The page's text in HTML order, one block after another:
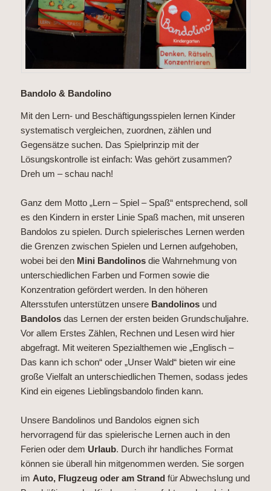
Bandolo & Bandolino
Mit den Lern- und Beschäftigungsspielen lernen Kinder
systematisch vergleichen, zuordnen, zählen und
Gegensätze suchen. Das Spielprinzip mit der
Lösungskontrolle ist einfach: Was gehört zusammen?
Dreh um – schau nach!
Ganz dem Motto „Lern – Spiel – Spaß“ entsprechend, soll
es den Kindern in erster Linie Spaß machen, mit unseren
Bandolos zu spielen. Durch spielerisches Lernen werden
die Grenzen zwischen Spielen und Lernen aufgehoben,
wobei bei den Mini Bandolinos die Wahrnehmung von
unterschiedlichen Farben und Formen sowie die
Konzentration gefördert werden. In den höheren
Altersstufen unterstützen unsere Bandolinos und
Bandolos das Lernen der ersten beiden Grundschuljahre.
Vor allem Erstes Zählen, Rechnen und Lesen wird hier
abgefragt. Mit weiteren Spezialthemen wie „Englisch –
Das kann ich schon“ oder „Unser Wald“ bieten wir eine
große Vielfalt an unterschiedlichen Themen, sodass jedes
Kind ein eigenes Lieblingsbandolo finden kann.
Unsere Bandolinos und Bandolos eignen sich
hervorragend für das spielerische Lernen auch in den
Ferien oder dem Urlaub. Durch ihr handliches Format
können sie überall hin mitgenommen werden. Sie sorgen
im Auto, Flugzeug oder am Strandfür Abwechslung und